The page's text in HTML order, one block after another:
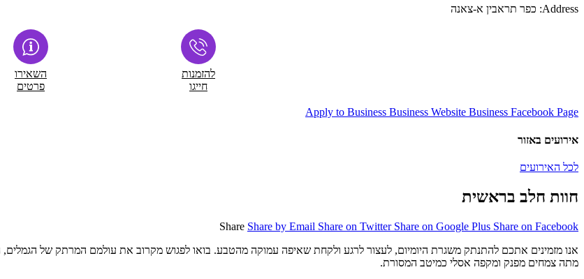
Address: כפר תראבין א-צאנה
להזמנות
חייגו
השאירו
פרטים
Apply to Business Business Website Business Facebook Page
אירועים באזור
לכל האירועים
חוות חלב בראשית
Share Share by Email Share on Twitter Share on Google Plus Share on Facebook
אנו מזמינים אתכם להתנתק משגרת היומיום, לעצור לרגע ולקחת שאיפה עמוקה מהטבע. בואו לפגוש מקרוב את עולמם המרתק של
מתה צמחים מפנק ומקפה אסלי כמיטב המסורת.